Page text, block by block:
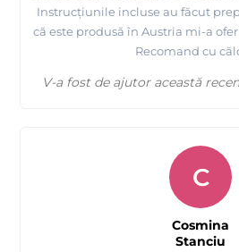
Instrucțiunile incluse au făcut
că este produsă în Austria mi-a
Recomand cu
V-a fost de ajutor această
C
Cosmina
Stanciu